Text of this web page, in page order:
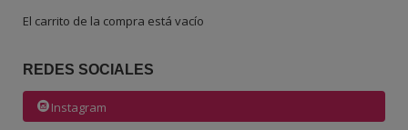
El carrito de la compra está vacío
REDES SOCIALES
Instagram